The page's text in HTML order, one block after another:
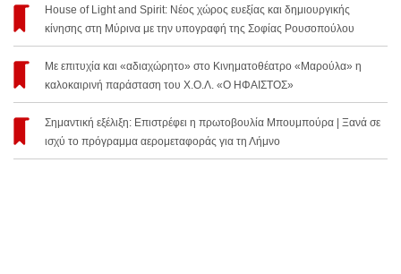
House of Light and Spirit: Νέος χώρος ευεξίας και δημιουργικής
κίνησης στη Μύρινα με την υπογραφή της Σοφίας Ρουσοπούλου
Με επιτυχία και «αδιαχώρητο» στο Κινηματοθέατρο «Μαρούλα» η
καλοκαιρινή παράσταση του Χ.Ο.Λ. «Ο ΗΦΑΙΣΤΟΣ»
Σημαντική εξέλιξη: Επιστρέφει η πρωτοβουλία Μπουμπούρα | Ξανά σε
ισχύ το πρόγραμμα αερομεταφοράς για τη Λήμνο